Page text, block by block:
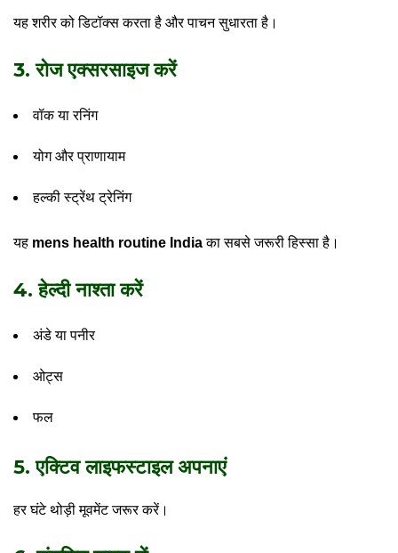
यह शरीर को डिटॉक्स करता है और पाचन सुधारता है।
3. रोज एक्सरसाइज करें
वॉक या रनिंग
योग और प्राणायाम
हल्की स्ट्रेंथ ट्रेनिंग
यह mens health routine Indiaका सबसे जरूरी हिस्सा है।
4. हेल्दी नाश्ता करें
अंडे या पनीर
ओट्स
फल
5. एक्टिव लाइफस्टाइल अपनाएं
हर घंटे थोड़ी मूवमेंट जरूर करें।